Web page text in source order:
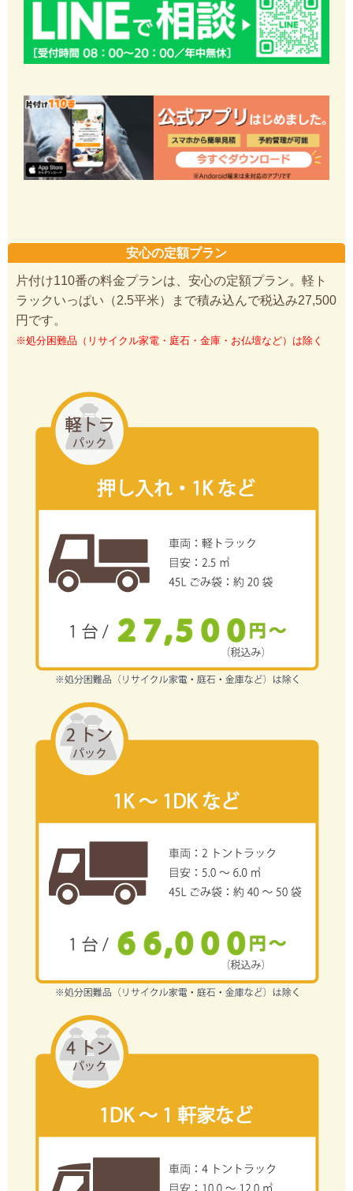
安心の定額プラン
片付け110番の料金プランは、安心の定額プラン。軽ト
ラックいっぱい（2.5平米）まで積み込んで税込み27,500
円です。
※処分困難品（リサイクル家電・庭石・金庫・お仏壇など）は除く